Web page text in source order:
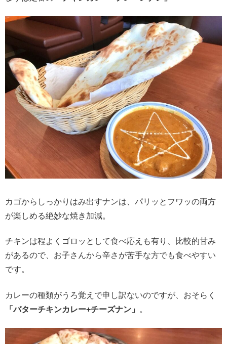
カゴからしっかりはみ出すナンは、パリッとフワッの両方
が楽しめる絶妙な焼き加減。
チキンは程よくゴロッとして食べ応えも有り、比較的甘み
があるので、お子さんから辛さが苦手な方でも食べやすい
です。
カレーの種類がうろ覚えで申し訳ないのですが、おそらく
「バターチキンカレー+チーズナン」
。